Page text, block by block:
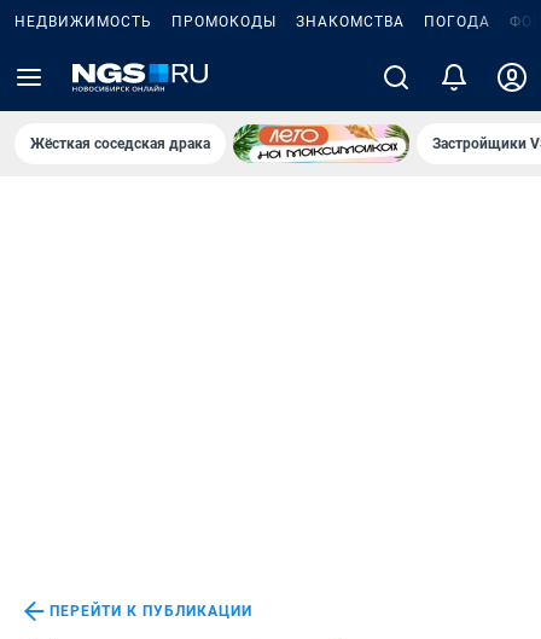
НЕДВИЖИМОСТЬ ПРОМОКОДЫ ЗНАКОМСТВА ПОГОДА
Жёсткая соседская драка Застройщики
ПЕРЕЙТИ К ПУБЛИКАЦИИ